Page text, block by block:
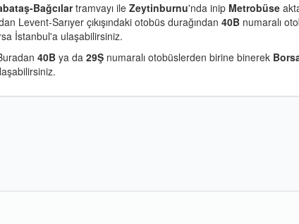
Bağcılartramvayı ile Zeytinburnu'nda inip Metrobüse
Levent-Sarıyer çıkışındaki otobüs durağından 40B numaralı
İstanbul'a ulaşabilirsiniz.
40B ya da 29Ş numaralı otobüslerden birine binerek